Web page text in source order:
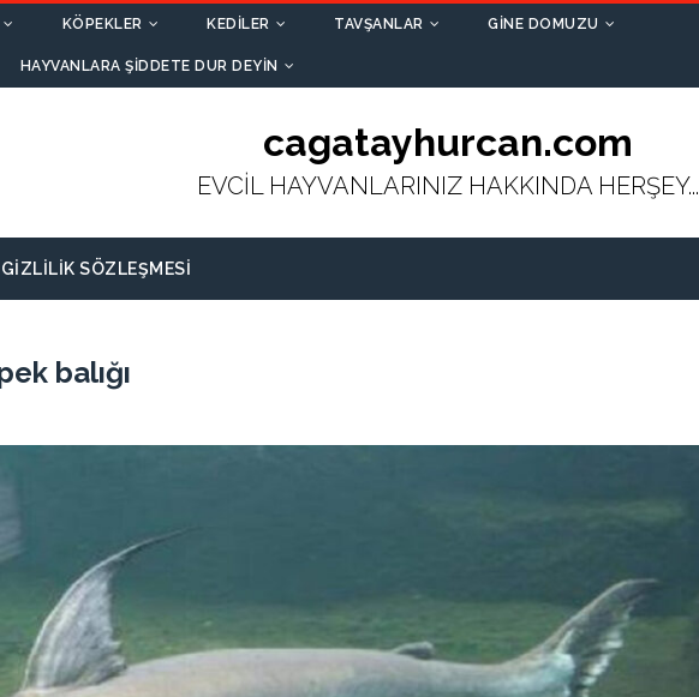
KÖPEKLER KEDILER TAVŞANLAR GINE DOMUZU
HAYVANLARA ŞIDDETE DUR DEYIN
cagatayhurcan.com
EVCİL HAYVANLARINIZ HAKKINDA HERŞEY...
GIZLILIK SÖZLEŞMESI
balığı